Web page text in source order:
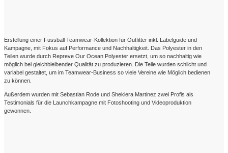
Erstellung einer Fussball Teamwear-Kollektion für Outfitter inkl. Labelguide und
Kampagne, mit Fokus auf Performance und Nachhaltigkeit. Das Polyester in den
Teilen wurde durch Repreve Our Ocean Polyester ersetzt, um so nachhaltig wie
möglich bei gleichbleibender Qualität zu produzieren.
Die Teile wurden schlicht und
variabel gestaltet, um im Teamwear-Business so viele Vereine wie Möglich bedienen
zu können.
Außerdem wurden mit Sebastian Rode und Shekiera Martinez zwei Profis als
Testimonials für die Launchkampagne mit Fotoshooting und Videoproduktion
gewonnen.